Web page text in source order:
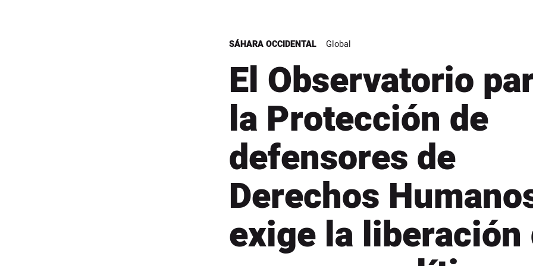
SÁHARA OCCIDENTAL Global
El Observatorio
la Protección de
defensores de
Derechos
exige la liberación